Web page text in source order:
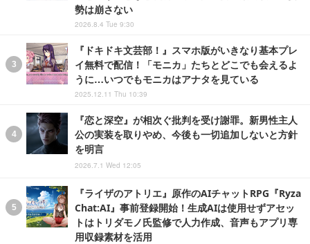
勢は崩さない
2026.8.4 Tue 9:30
『ドキドキ文芸部！』スマホ版がいきなり基本プレ
イ無料で配信！「モニカ」たちとどこでも会えるよ
うに…いつでもモニカはアナタを見ている
2025.12.11 Thu 10:39
『恋と深空』が相次ぐ批判を受け謝罪。新男性主人
公の実装を取りやめ、今後も一切追加しないと方針
を明言
2026.7.1 Wed 12:05
『ライザのアトリエ』原作のAIチャットRPG『Ryza
Chat:AI』事前登録開始！生成AIは使用せずアセッ
トはトリダモノ氏監修で人力作成、音声もアプリ専
用収録素材を活用